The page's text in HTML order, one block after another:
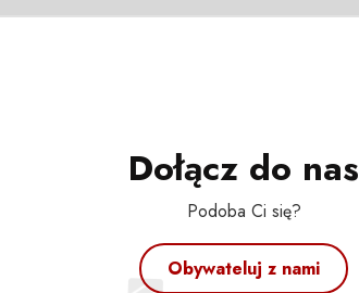
Dołącz do nas
Podoba Ci się?
Obywateluj z nami